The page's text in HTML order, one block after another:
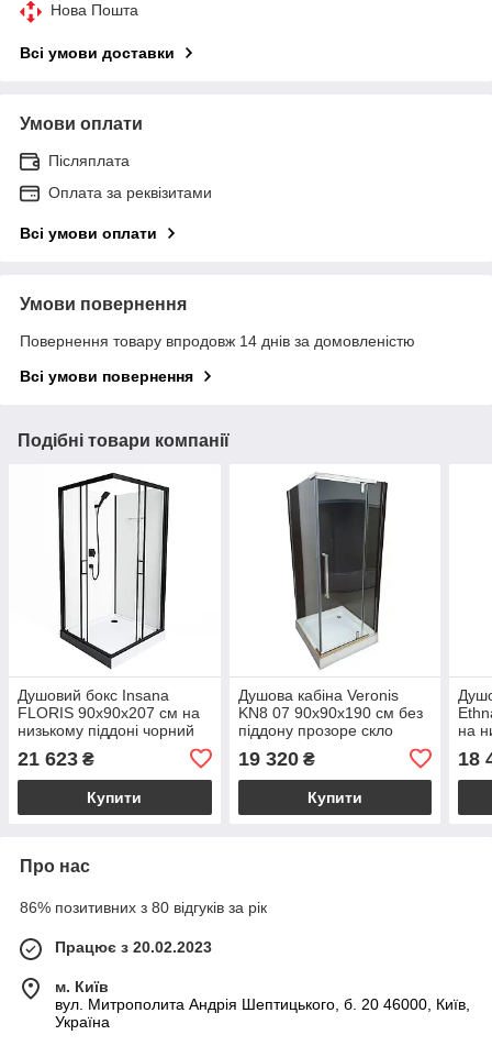
Нова Пошта
Всі умови доставки
Умови оплати
Післяплата
Оплата за реквізитами
Всі умови оплати
Умови повернення
Повернення товару впродовж 14 днів за домовленістю
Всі умови повернення
Подібні товари компанії
Душовий бокс Insana
FLORIS 90x90x207 см на
низькому піддоні чорний
двері
21 623 ₴
Купити
Душова кабіна Veronis
KN8 07 90х90х190 см без
піддону прозоре скло
19 320₴
Купити
на
18
Про нас
86% позитивних з 80 відгуків за рік
Працює з 20.02.2023
м. Київ
вул. Митрополита Андрія Шептицького, б. 20 46000, Київ,
Україна